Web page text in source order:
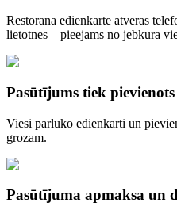
Restorāna ēdienkarte atveras
lietotnes – pieejams no jebkura
Pasūtījums tiek
Viesi pārlūko ēdienkarti un
grozam.
Pasūtījuma apmaksa un